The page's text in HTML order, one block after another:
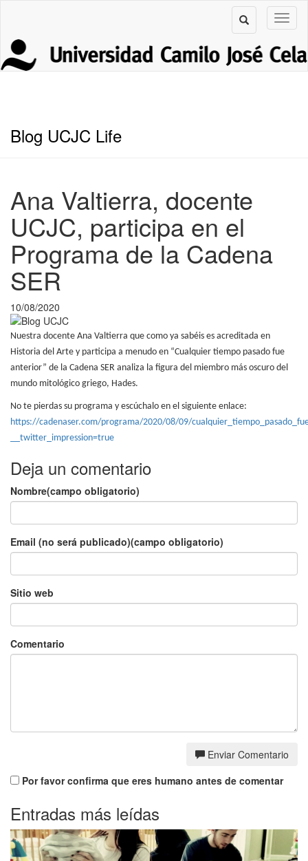
Blog UCJC Life
Ana Valtierra, docente
UCJC, participa en el
Programa de la Cadena
SER
10/08/2020
Nuestra docente Ana Valtierra que como ya sabéis es acreditada en
Historia del Arte y participa a menudo en “Cualquier tiempo pasado fue
anterior” de la Cadena SER analiza la figura del miembro más oscuro del
mundo mitológico griego, Hades.
No te pierdas su programa y escúchalo en el siguiente enlace:
https://cadenaser.com/programa/2020/08/09/
__twitter_impression=true
Deja un comentario
Nombre(campo obligatorio)
Email (no será publicado)(campo obligatorio)
Sitio web
Comentario
Enviar Comentario
Por favor confirma que eres humano antes de comentar
Entradas más leídas